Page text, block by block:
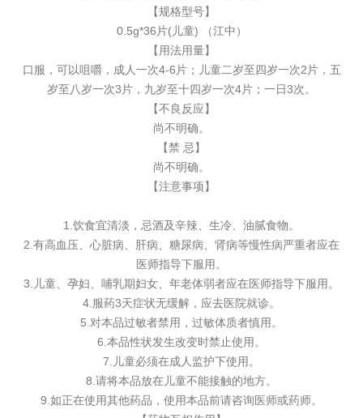
【规格型号】
0.5g*36片(儿童) （江中）
【用法用量】
口服，可以咀嚼，成人一次4-6片；儿童二岁至四岁一次2片，五
岁至八岁一次3片，九岁至十四岁一次4片；一日3次。
【不良反应】
尚不明确。
【禁 忌】
尚不明确。
【注意事项】
1.饮食宜清淡，忌酒及辛辣、生冷、油腻食物。
2.有高血压、心脏病、肝病、糖尿病、肾病等慢性病严重者应在
医师指导下服用。
3.儿童、孕妇、哺乳期妇女、年老体弱者应在医师指导下服用。
4.服药3天症状无缓解，应去医院就诊。
5.对本品过敏者禁用，过敏体质者慎用。
6.本品性状发生改变时禁止使用。
7.儿童必须在成人监护下使用。
8.请将本品放在儿童不能接触的地方。
9.如正在使用其他药品，使用本品前请咨询医师或药师。